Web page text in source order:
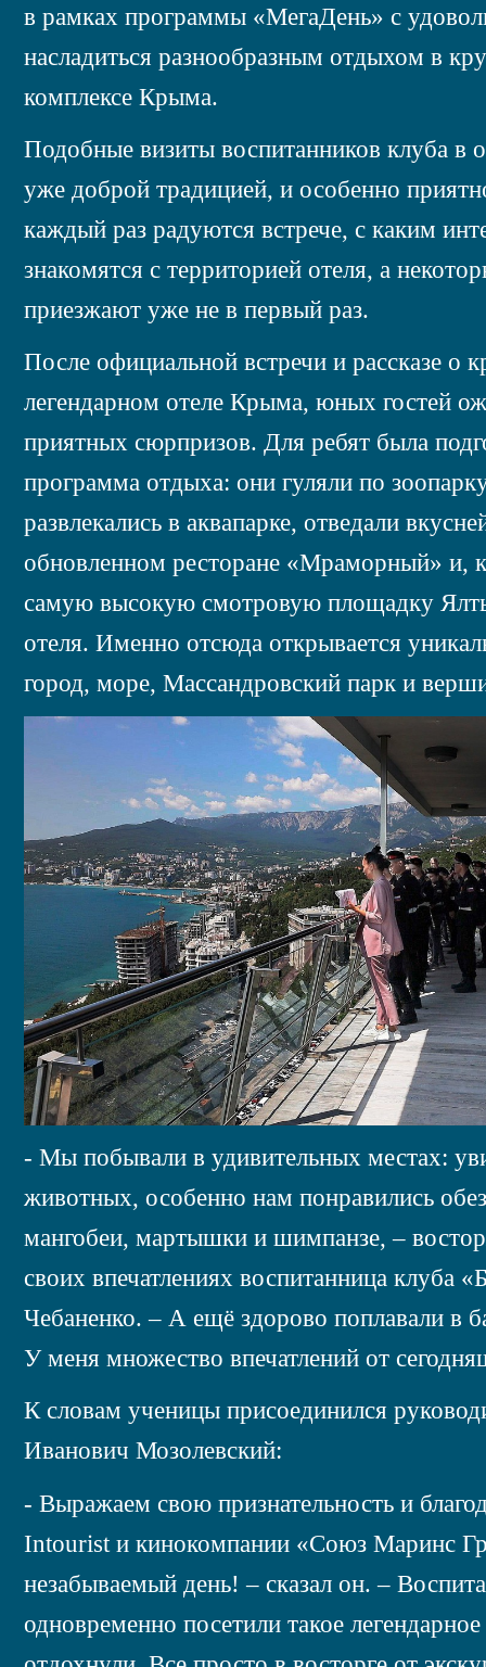
в рамках программы «МегаДень» с
насладиться разнообразным отдыхом в
комплексе Крыма.
Подобные визиты воспитанников клуба в
уже доброй традицией, и особенно
каждый раз радуются встрече, с каким
знакомятся с территорией отеля, а
приезжают уже не в первый раз.
После официальной встречи и рассказе о
легендарном отеле Крыма, юных гостей
приятных сюрпризов. Для ребят была
программа отдыха: они гуляли по
развлекались в аквапарке, отведали
обновленном ресторане «Мраморный» и,
самую высокую смотровую площадку
отеля. Именно отсюда открывается
город, море, Массандровский парк и
- Мы побывали в удивительных местах:
животных, особенно нам понравились
мангобеи, мартышки и шимпанзе, –
своих впечатлениях воспитанница клуба
Чебаненко. – А ещё здорово поплавали в
У меня множество впечатлений от
К словам ученицы присоединился
Иванович Мозолевский:
- Выражаем свою признательность и
Intourist и кинокомпании «Союз Маринс
незабываемый день! – сказал он. –
одновременно посетили такое